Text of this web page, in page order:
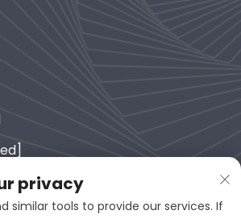
løsninger.
Yanping, Fujian,
privacy
similar tools to provide our services. If